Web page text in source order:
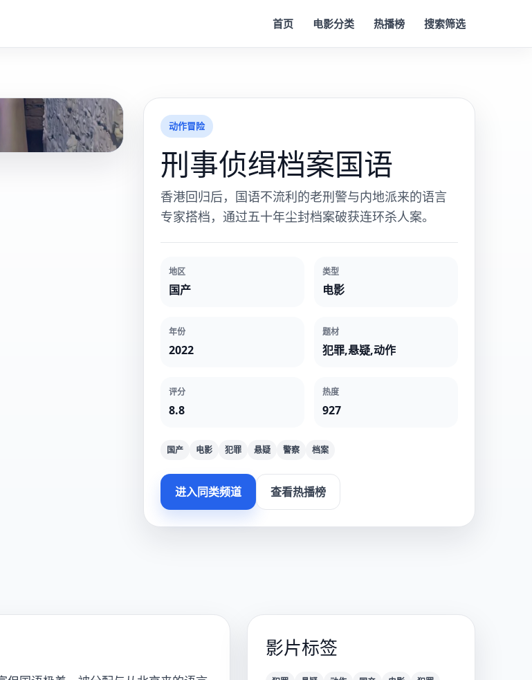
首页 电影分类 热播榜 搜索筛选
动作冒险
刑事侦缉档案国语
香港回归后，国语不流利的老刑警与内地派来的语言
专家搭档，通过五十年尘封档案破获连环杀人案。
地区
国产
类型
电影
年份
2022
题材
犯罪,悬疑,动作
评分
8.8
热度
927
国产 电影 犯罪 悬疑 警察 档案
进入同类频道 查看热播榜
影片标签